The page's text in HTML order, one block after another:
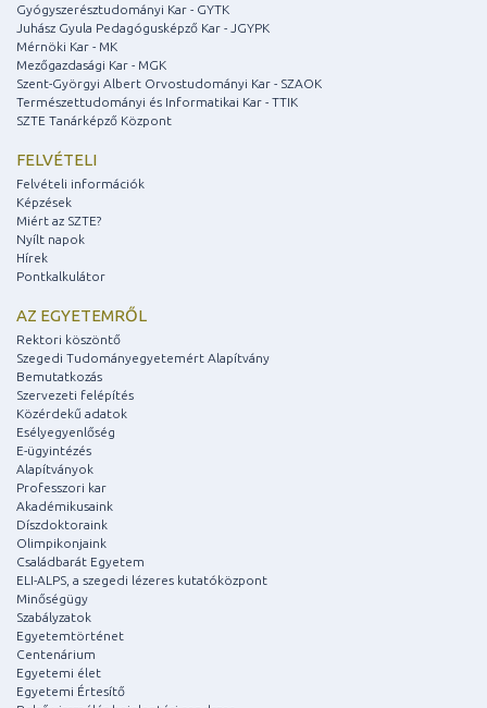
Gyógyszerésztudományi Kar - GYTK
Juhász Gyula Pedagógusképző Kar - JGYPK
Mérnöki Kar - MK
Mezőgazdasági Kar - MGK
Szent-Györgyi Albert Orvostudományi Kar - SZAOK
Természettudományi és Informatikai Kar - TTIK
SZTE Tanárképző Központ
FELVÉTELI
Felvételi információk
Képzések
Miért az SZTE?
Nyílt napok
Hírek
Pontkalkulátor
AZ EGYETEMRŐL
Rektori köszöntő
Szegedi Tudományegyetemért Alapítvány
Bemutatkozás
Szervezeti felépítés
Közérdekű adatok
Esélyegyenlőség
E-ügyintézés
Alapítványok
Professzori kar
Akadémikusaink
Díszdoktoraink
Olimpikonjaink
Családbarát Egyetem
ELI-ALPS, a szegedi lézeres kutatóközpont
Minőségügy
Szabályzatok
Egyetemtörténet
Centenárium
Egyetemi élet
Egyetemi Értesítő